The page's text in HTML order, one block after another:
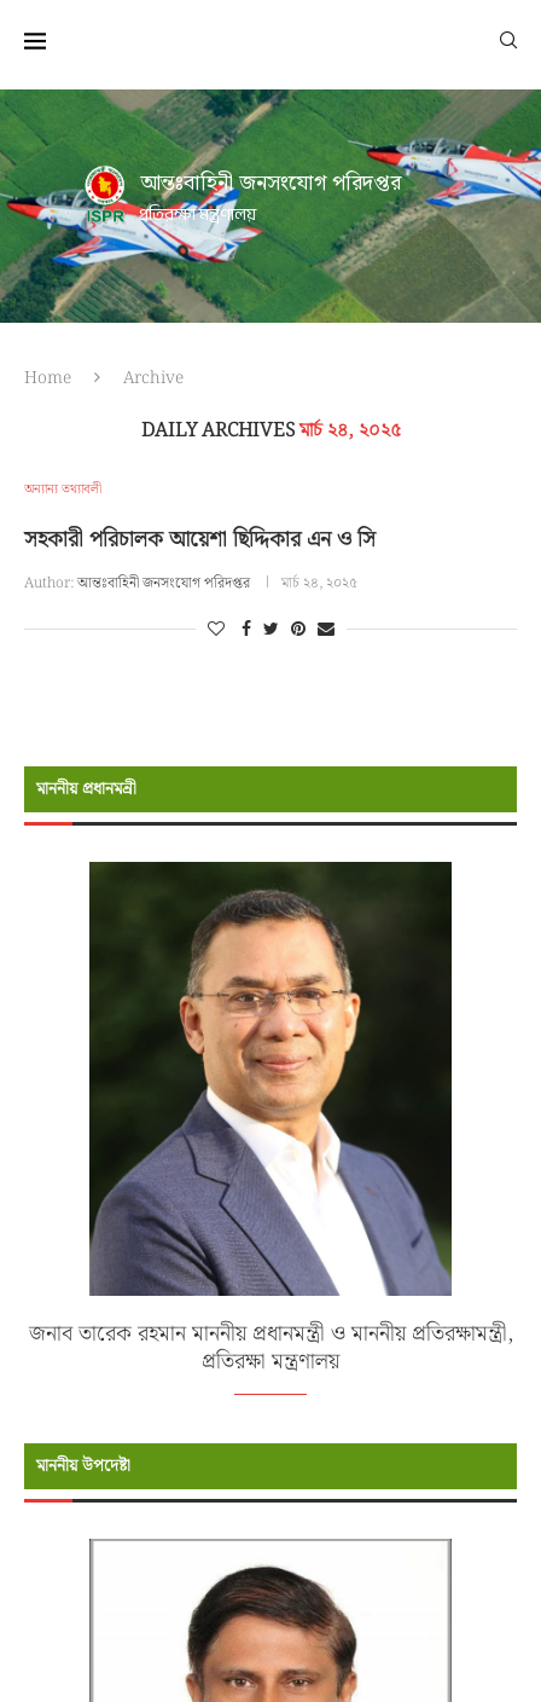
আন্তঃবাহিনী জনসংযোগ পরিদপ্তর
প্রতিরক্ষা মন্ত্রণালয়
Home Archive
DAILY ARCHIVESমার্চ ২৪, ২০২৫
অন্যান্য তথ্যাবলী
সহকারী পরিচালক আয়েশা ছিদ্দিকার এন ও সি
Author:আন্তঃবাহিনী জনসংযোগ পরিদপ্তর মার্চ ২৪, ২০২৫
মাননীয় প্রধানমন্রী
জনাব তারেক রহমান মাননীয় প্রধানমন্ত্রী ও মাননীয় প্রতিরক্ষামন্ত্রী,
প্রতিরক্ষা মন্ত্রণালয়
মাননীয় উপদেষ্টা